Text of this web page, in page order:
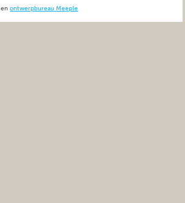
enontwerpbureau Meeple